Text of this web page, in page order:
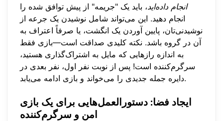
انجام داده‌اید، باید یک "جریمه" از پیش توافق شده را
انجام دهید. این می‌تواند شامل نوشیدن یک جرعه از
نوشیدنی‌تان، پایین آوردن یک انگشت، یا صرفاً اعتراف به
آن در گروه باشد. نکته کلیدی صداقت است—بازی فقط
به اندازه رازهایی که مایل به اشتراک‌گذاری هستید،
سرگرم‌کننده است! پس از نوبت نفر اول، نفر بعدی در
دایره جمله جدیدی را می‌خواند و بازی ادامه می‌یابد.
ایجاد فضا: دستورالعمل‌هایی برای یک بازی
امن و سرگرم‌کننده